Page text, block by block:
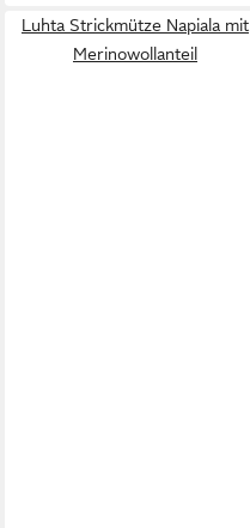
Luhta Strickmütze Napiala mit
Merinowollanteil